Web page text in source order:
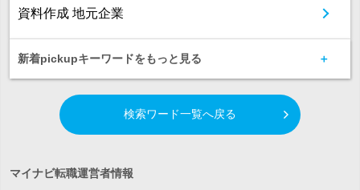
資料作成 地元企業
新着pickupキーワードをもっと見る
検索ワード一覧へ戻る
マイナビ転職運営者情報